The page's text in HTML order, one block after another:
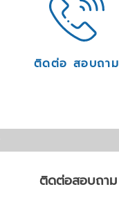
ติดต่อ สอบถาม
ติดต่อสอบถาม